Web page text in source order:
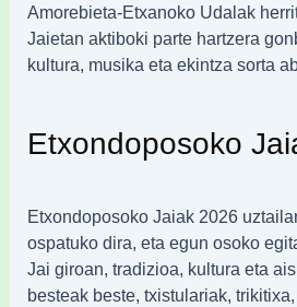
Amorebieta-Etxanoko Udalak
Jaietan aktiboki parte hartzera
kultura, musika eta ekintza sorta
Etxondoposoko
Etxondoposoko Jaiak 2026
ospatuko dira, eta egun osoko
Jai giroan, tradizioa, kultura eta
besteak beste, txistulariak,